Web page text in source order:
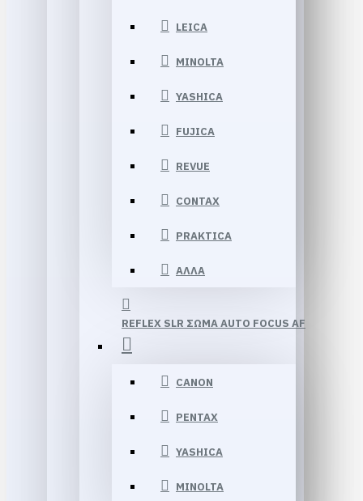
LEICA
MINOLTA
YASHICA
FUJICA
REVUE
CONTAX
PRAKTICA
ΑΛΛΑ
REFLEX SLR ΣΩΜΑ AUTO FOCUS AF
CANON
PENTAX
YASHICA
MINOLTA